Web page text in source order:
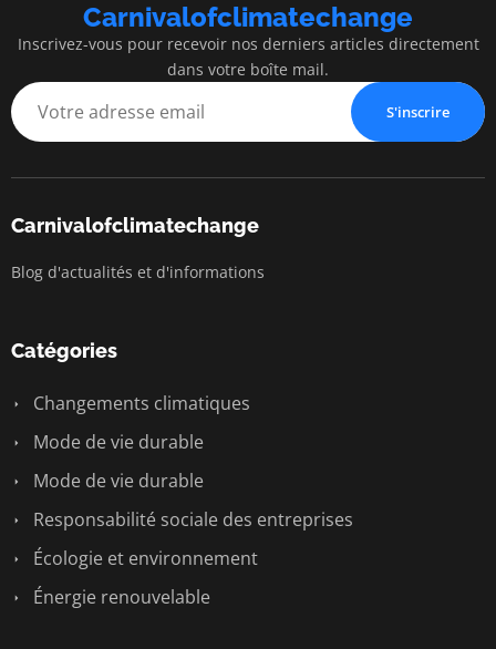
Carnivalofclimatechange
Inscrivez-vous pour recevoir nos derniers articles directement
dans votre boîte mail.
S'inscrire
Carnivalofclimatechange
Blog d'actualités et d'informations
Catégories
Changements climatiques
Mode de vie durable
Mode de vie durable
Responsabilité sociale des entreprises
Écologie et environnement
Énergie renouvelable